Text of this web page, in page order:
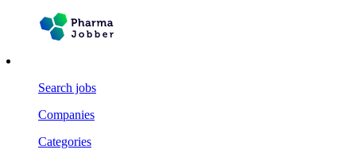
Search jobs
Companies
Categories